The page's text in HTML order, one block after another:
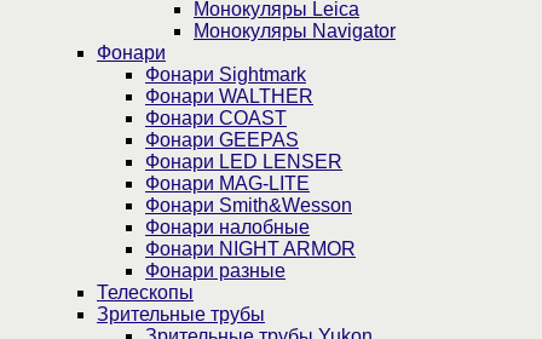
Монокуляры Leica
Монокуляры Navigator
Фонари
Фонари Sightmark
Фонари WALTHER
Фонари COAST
Фонари GEEPAS
Фонари LED LENSER
Фонари MAG-LITE
Фонари Smith&Wesson
Фонари налобные
Фонари NIGHT ARMOR
Фонари разные
Телескопы
Зрительные трубы